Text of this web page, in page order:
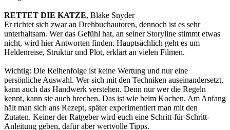
RETTET DIE KATZE, Blake Snyder
Er richtet sich zwar an Drehbuchautoren, dennoch ist es sehr
unterhaltsam. Wer das Gefühl hat, an seiner Storyline stimmt etwas
nicht, wird hier Antworten finden. Hauptsächlich geht es um
Heldenreise, Struktur und Plot, erklärt an vielen Filmen.
Wichtig: Die Reihenfolge ist keine Wertung und nur eine
persönliche Auswahl. Wer sich mit den Techniken auseinandersetzt,
kann auch das Handwerk verstehen. Denn nur wer die Regeln
kennt, kann sie auch brechen. Das ist wie beim Kochen. Am Anfang
hält man sich ans Rezept, später experimentiert man mit den
Zutaten. Keiner der Ratgeber wird euch eine Schritt-für-Schritt-
Anleitung geben, dafür aber wertvolle Tipps.